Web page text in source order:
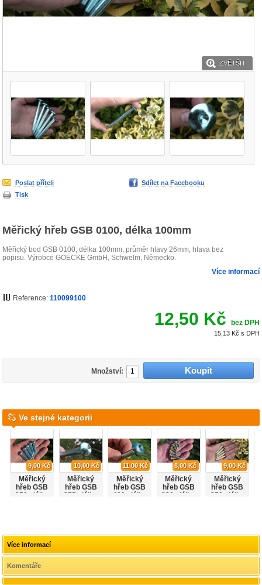
ZVĚTŠIT
Poslat příteli
Sdílet na Facebooku
Tisk
Měřický hřeb GSB 0100, délka 100mm
Měřický bod GSB 0100, délka 100mm, průměr hlavy 26mm, hlava bez
popisu. Výrobce GOECKE GmbH, Schwelm, Německo.
Více informací
Reference: 110099100
12,50 Kč bez DPH
15,13 Kč s DPH
Množství:
Ve stejné kategorii
9,00 Kč
Měřický
hřeb GSB
350, délka
10,00 Kč
Měřický
hřeb GSB
375, délka
11,00 Kč
Měřický
hřeb GSB
400, délka
8,00 Kč
Měřický
hřeb GSB
230, délka
9,00 Kč
Měřický
hřeb GSB
250, délka
Více informací
Komentáře